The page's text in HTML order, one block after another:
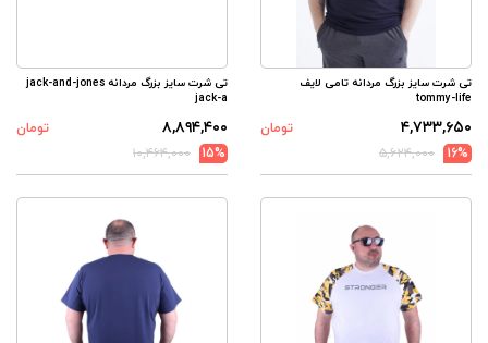
تی شرت سایز بزرگ مردانه تامی لایف
tommy-life
۴,۷۳۳,۶۵۰
تومان
16%
۵,۶۲۴,۰۰۰
تی شرت سایز بزرگ مردانه jack-and-jones
jack-a
۸,۸۹۴,۴۰۰
تومان
15%
۱۰,۴۶۴,۰۰۰